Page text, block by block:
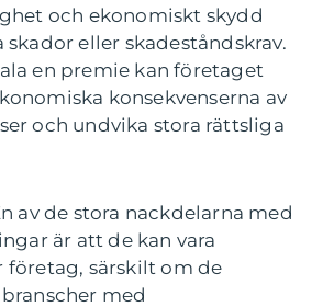
och ekonomiskt skydd
eller skadeståndskrav.
en premie kan företaget
konsekvenserna av
och undvika stora rättsliga
av de stora nackdelarna med
är att de kan vara
företag, särskilt om de
med